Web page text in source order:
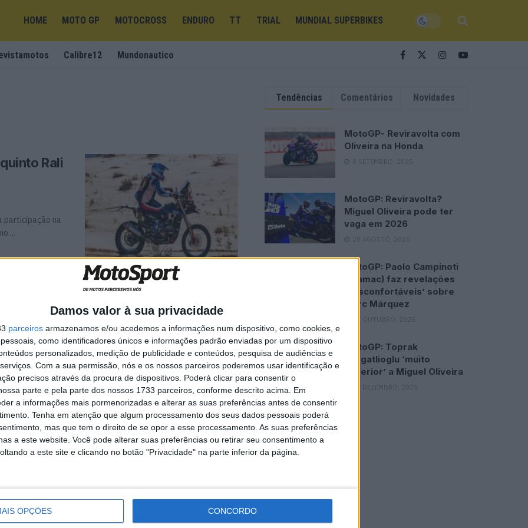
Damos valor à sua privacidade
parceiros armazenamos e/ou acedemos a informações num dispositivo, como cookies, e
como identificadores únicos e informações padrão enviadas por um dispositivo
personalizados, medição de publicidade e conteúdos, pesquisa de audiências e
Com a sua permissão, nós e os nossos parceiros poderemos usar identificação e
precisos através da procura de dispositivos. Poderá clicar para consentir o
parte e pela parte dos nossos 1733 parceiros, conforme descrito acima. Em
a informações mais pormenorizadas e alterar as suas preferências antes de consentir
Tenha em atenção que algum processamento dos seus dados pessoais poderá
mas que tem o direito de se opor a esse processamento. As suas preferências
a este website. Você pode alterar suas preferências ou retirar seu consentimento a
a este site e clicando no botão "Privacidade" na parte inferior da página.
OPÇÕES CONCORDO
HOME MOTO GP MOTOCROSS ENDURO TT TRIAL MUNDIAL SUPERBIKES
Calibre12 Mundonautico
Rali
participação na
...
oficial da
...
de
da passagem
Tendências Comentários Novidades
MotoGP- Reviravolta com
Oliveira na Honda
8 SETEMBRO, 2025
MotoGP: Reviravolta?
Miguel Oliveira pode ter
vaga em 2026
28 AGOSTO, 2025
MotoGP: Paolo Campinoti
(Pramac) faz revelações
‘desconfortáveis’ sobre
Marc Márquez
16 OUTUBRO, 2025
MotoGP: Toprak
Razgatlioglu ‘muito
superior’ a Miguel Oliveira